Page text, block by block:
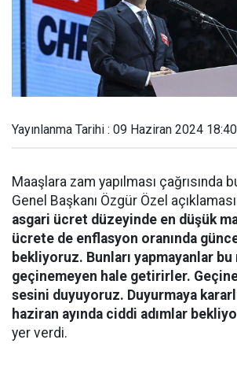
Yayınlanma Tarihi : 09 Haziran 2024 18:40
Maaşlara zam yapılması çağrısında
Genel Başkanı Özgür Özel
asgari ücret düzeyinde en düşük
ücrete de enflasyon oranında
bekliyoruz. Bunları yapmayanlar
geçinemeyen hale getirirler.
sesini duyuyoruz. Duyurmaya
haziran ayında ciddi adımlar
yer verdi.